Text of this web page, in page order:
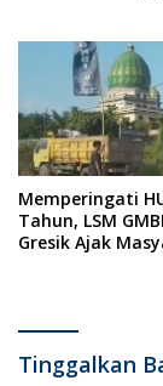
Memperingati
Tahun, LSM
Gresik Ajak
Tinggalkan